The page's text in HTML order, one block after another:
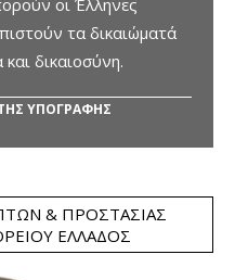
οι Έλληνες
τα δικαιώματά
δικαιοσύνη.
ΥΠΟΓΡΑΦΗΣ
& ΠΡΟΣΤΑΣΊΑΣ
ΕΛΛΆΔΟΣ